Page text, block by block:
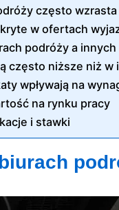
często
w ofertach
podróży a
często niższe niż
wpływają na
na rynku pracy
i stawki